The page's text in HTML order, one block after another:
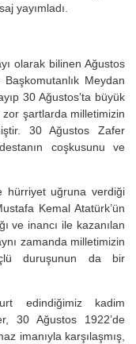
yayımladı.
olarak bilinen Ağustos
Meydan
30 Ağustos’ta büyük
şartlarda milletimizin
30 Ağustos Zafer
coşkusunu ve
hürriyet uğruna verdiği
Kemal Atatürk’ün
ve inancı ile kazanılan
zamanda milletimizin
duruşunun da bir
edindiğimiz kadim
30 Ağustos 1922’de
imanıyla karşılaşmış,